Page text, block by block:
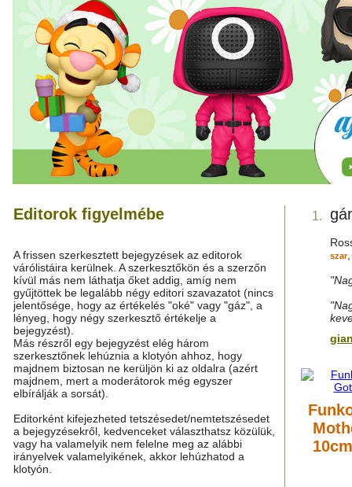
Editorok figyelmébe
A frissen szerkesztett bejegyzések az editorok
várólistáira kerülnek. A szerkesztőkön és a szerzőn
kívül más nem láthatja őket addig, amíg nem
gyűjtöttek be legalább négy editori szavazatot (nincs
jelentősége, hogy az értékelés "oké" vagy "gáz", a
lényeg, hogy négy szerkesztő értékelje a
bejegyzést).
Más részről egy bejegyzést elég három
szerkesztőnek lehúznia a klotyón ahhoz, hogy
majdnem biztosan ne kerüljön ki az oldalra (azért
majdnem, mert a moderátorok még egyszer
elbírálják a sorsát).
Editorként kifejezheted tetszésedet/nemtetszésedet
a bejegyzésekről, kedvenceket választhatsz közülük,
vagy ha valamelyik nem felelne meg az alábbi
irányelvek valamelyikének, akkor lehúzhatod a
klotyón.
1.
szar